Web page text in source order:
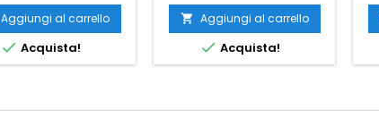
Aggiungi al carrello
 Acquista!
 Aggiungi al carrello
 Acquista!